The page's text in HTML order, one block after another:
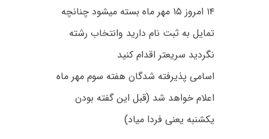
۱۴ امروز ۱۵ مهر ماه بسته میشود چنانچه
تمایل به ثبت نام دارید وانتخاب رشته
نگردید سریعتر اقدام کنید
اسامی پذیرفته شدگان هفته سوم مهر ماه
اعلام خواهد شد (قبل این گفته بودن
یکشنبه یعنی فردا میاد)